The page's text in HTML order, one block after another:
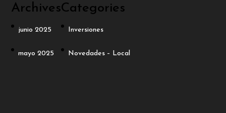
Archives
junio 2025
mayo 2025
Categories
Inversiones
Novedades – Local